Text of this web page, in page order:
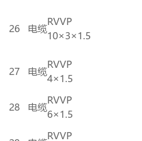
26 电缆
RVVP
10×3×1.5
27 电缆
RVVP
4×1.5
28 电缆
RVVP
6×1.5
RVVP